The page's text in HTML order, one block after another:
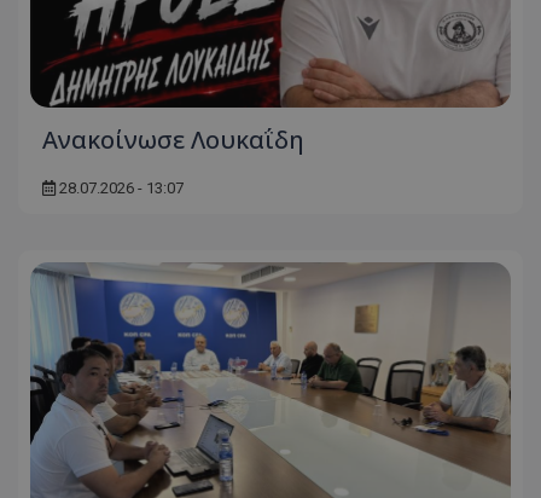
Ανακοίνωσε Λουκαΐδη
28.07.2026 - 13:07